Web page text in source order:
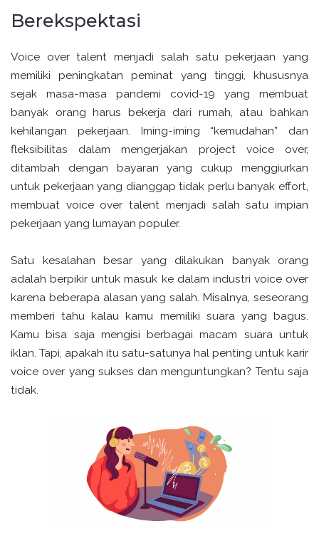
Berekspektasi
Voice over talent menjadi salah satu pekerjaan yang
memiliki peningkatan peminat yang tinggi, khususnya
sejak masa-masa pandemi covid-19 yang membuat
banyak orang harus bekerja dari rumah, atau bahkan
kehilangan pekerjaan. Iming-iming “kemudahan” dan
fleksibilitas dalam mengerjakan project voice over,
ditambah dengan bayaran yang cukup menggiurkan
untuk pekerjaan yang dianggap tidak perlu banyak effort,
membuat voice over talent menjadi salah satu impian
pekerjaan yang lumayan populer.
Satu kesalahan besar yang dilakukan banyak orang
adalah berpikir untuk masuk ke dalam industri voice over
karena beberapa alasan yang salah. Misalnya, seseorang
memberi tahu kalau kamu memiliki suara yang bagus.
Kamu bisa saja mengisi berbagai macam suara untuk
iklan. Tapi, apakah itu satu-satunya hal penting untuk karir
voice over yang sukses dan menguntungkan? Tentu saja
tidak.